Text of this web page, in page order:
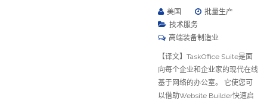
美国
批量生产
技术服务
高端装备制造业
【译文】TaskOffice Suite是面
向每个企业和企业家的现代在线
基于网络的办公室。 它使您可
以借助Website Builder快速启